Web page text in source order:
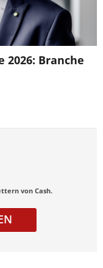
Branche
von Cash.